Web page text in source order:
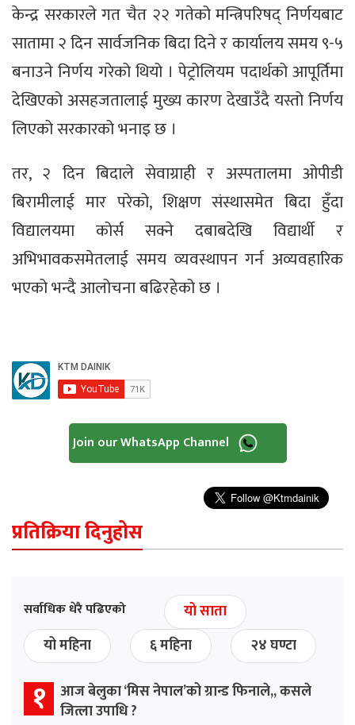
केन्द्र सरकारले गत चैत २२ गतेको मन्त्रिपरिषद् निर्णयबाट
सातामा २ दिन सार्वजनिक बिदा दिने र कार्यालय समय ९-५
बनाउने निर्णय गरेको थियो । पेट्रोलियम पदार्थको आपूर्तिमा
देखिएको असहजतालाई मुख्य कारण देखाउँदै यस्तो निर्णय
लिएको सरकारको भनाइ छ ।
तर, २ दिन बिदाले सेवाग्राही र अस्पतालमा ओपीडी
बिरामीलाई मार परेको, शिक्षण संस्थासमेत बिदा हुँदा
विद्यालयमा कोर्स सक्ने दबाबदेखि विद्यार्थी र
अभिभावकसमेतलाई समय व्यवस्थापन गर्न अव्यवहारिक
भएको भन्दै आलोचना बढिरहेको छ ।
Join our WhatsApp Channel
प्रतिक्रिया दिनुहोस
सर्वाधिक धेरै पढिएको
यो साता
यो महिना
६ महिना २४ घण्टा
१ आज बेलुका ‘मिस नेपाल’को ग्रान्ड फिनाले,, कसले
जित्ला उपाधि ?